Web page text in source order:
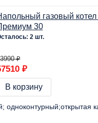
газовый
30
2 шт.
₽
₽
В корзину
одноконтурный открытая